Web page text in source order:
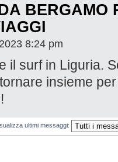
BERGAMO
8:24 pm
il surf in Liguria.
insieme
ultimi messaggi: